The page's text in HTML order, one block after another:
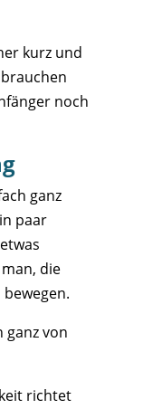
kurz und
noch
ganz
paar
die
ganz von
richtet